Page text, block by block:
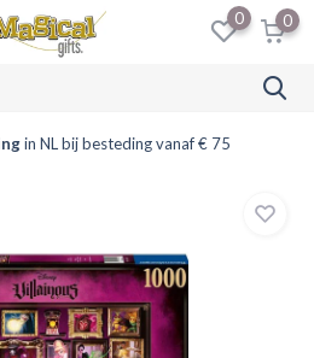
0 0
in NL bij besteding vanaf € 75